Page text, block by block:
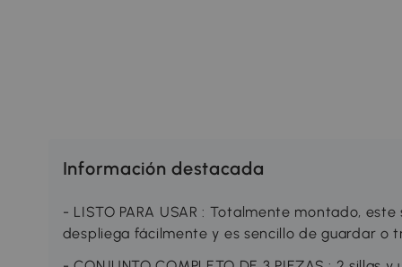
Información destacada
- LISTO PARA USAR : Totalmente montado,
despliega fácilmente y es sencillo de guardar o